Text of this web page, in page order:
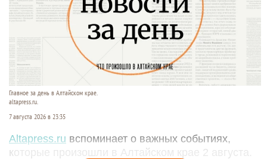
Главное за день в Алтайском крае.
altapress.ru.
7 августа 2026 в 23:35
Altapress.ru вспоминает о важных событиях,
которые произошли в Алтайском крае 2 августа.